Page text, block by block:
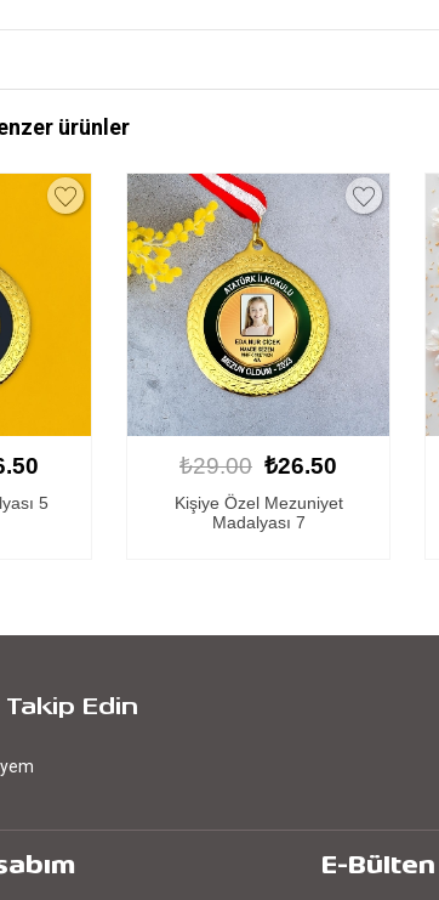
ürünler
₺29.00 ₺26.50
Kişiye Özel Mezuniyet
Madalyası 9
Takip Edin
E-Bülten